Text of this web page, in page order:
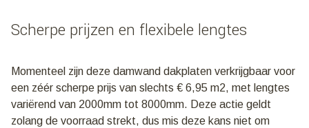
Scherpe prijzen en flexibele lengtes
Momenteel zijn deze damwand dakplaten verkrijgbaar voor
een zéér scherpe prijs van slechts € 6,95 m2, met lengtes
variërend van 2000mm tot 8000mm. Deze actie geldt
zolang de voorraad strekt, dus mis deze kans niet om